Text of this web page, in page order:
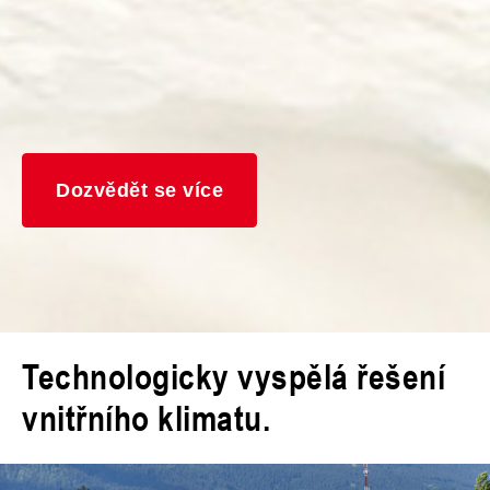
Dozvědět se více
Technologicky vyspělá řešení
vnitřního klimatu.